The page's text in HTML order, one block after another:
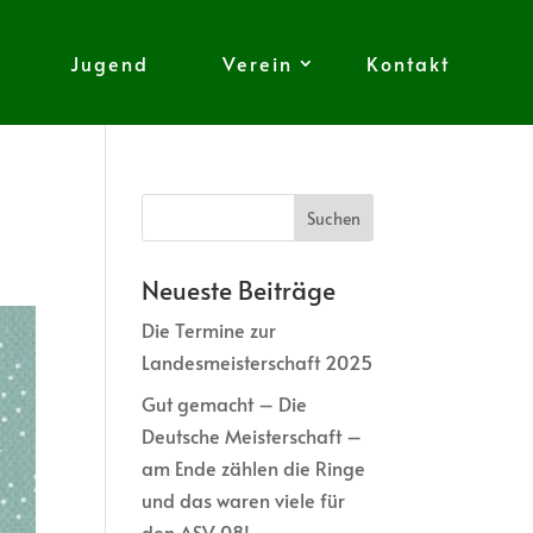
Jugend Verein Kontakt
Neueste Beiträge
Die Termine zur
Landesmeisterschaft 2025
Gut gemacht – Die
Deutsche Meisterschaft –
am Ende zählen die Ringe
und das waren viele für